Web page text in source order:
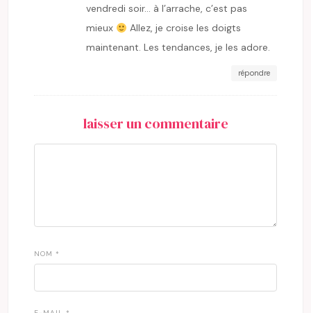
vendredi soir… à l’arrache, c’est pas
mieux
Allez, je croise les doigts
maintenant. Les tendances, je les adore.
répondre
laisser un commentaire
NOM *